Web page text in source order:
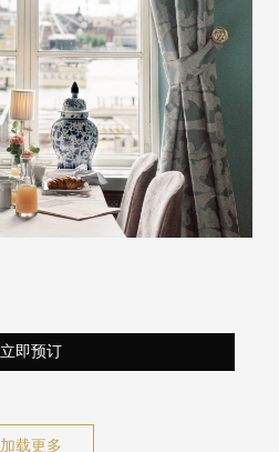
立即预订
加载更多